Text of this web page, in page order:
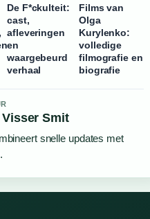
De F*ckulteit:
cast,
afleveringen
en
waargebeurd
verhaal
Films van
Olga
Kurylenko:
volledige
filmografie en
biografie
Smit
snelle updates met